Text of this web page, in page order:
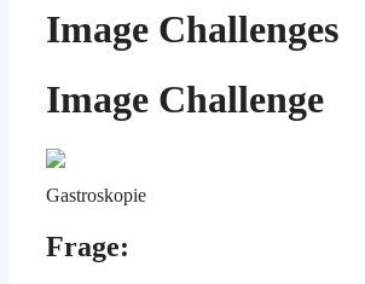
Image Challenges
Image Challenge
Gastroskopie
Frage: